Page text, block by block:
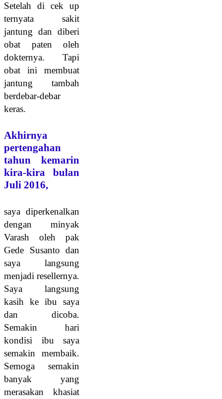
Setelah di cek up
ternyata sakit
jantung dan diberi
obat paten oleh
dokternya. Tapi
obat ini membuat
jantung tambah
berdebar-debar
keras.
Akhirnya
pertengahan
tahun kemarin
kira-kira bulan
Juli 2016,
saya diperkenalkan
dengan minyak
Varash oleh pak
Gede Susanto dan
saya langsung
menjadi resellernya.
Saya langsung
kasih ke ibu saya
dan dicoba.
Semakin hari
kondisi ibu saya
semakin membaik.
Semoga semakin
banyak yang
merasakan khasiat